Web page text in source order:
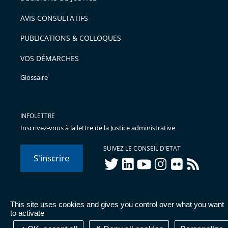
This site uses cookies and gives you control over what you want
to activate
avant
AVIS CONSULTATIFS
PUBLICATIONS & COLLOQUES
VOS DÉMARCHES
Glossaire
INFOLETTRE
Inscrivez-vous à la lettre de la Justice administrative
S'inscrire
SUIVEZ LE CONSEIL D'ETAT
twitterlinkedInyoutubeinstagram
flickr rss
© Conseil d'État 2026 - Mentions légales
Données
personnelles-Publications administratives-Accessibilité :